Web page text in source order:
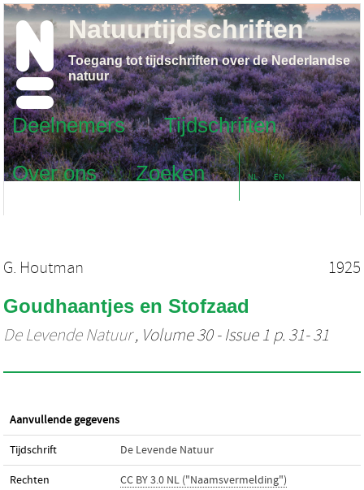
Deelnemers
Tijdschriften
Over ons
Zoeken NL EN
Natuurtijdschriften
Toegang tot tijdschriften over de Nederlandse
natuur
G. Houtman 1925
Goudhaantjes en Stofzaad
De Levende Natuur, Volume 30 - Issue 1 p. 31- 31
Aanvullende gegevens
Tijdschrift De Levende Natuur
Rechten CC BY 3.0 NL ("Naamsvermelding")